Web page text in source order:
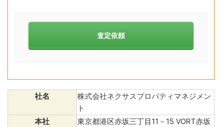
査定依頼
社名
株式会社ネクサスプロパティマネジメン
ト
本社
東京都港区赤坂三丁目11－15 VORT赤坂